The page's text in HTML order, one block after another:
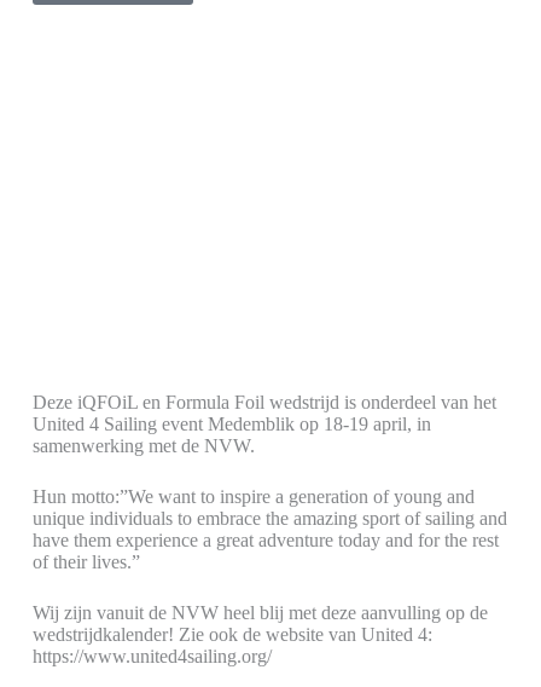
Deze iQFOiL en Formula Foil wedstrijd is onderdeel van het
United 4 Sailing event Medemblik op 18-19 april, in
samenwerking met de NVW.
Hun motto:”We want to inspire a generation of young and
unique individuals to embrace the amazing sport of sailing and
have them experience a great adventure today and for the rest
of their lives.”
Wij zijn vanuit de NVW heel blij met deze aanvulling op de
wedstrijdkalender! Zie ook de website van United 4:
https://www.united4sailing.org/